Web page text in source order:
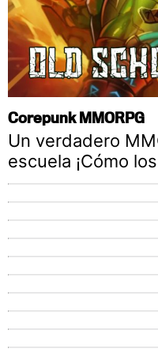
Corepunk MMORPG
Un verdadero
escuela ¡Cómo